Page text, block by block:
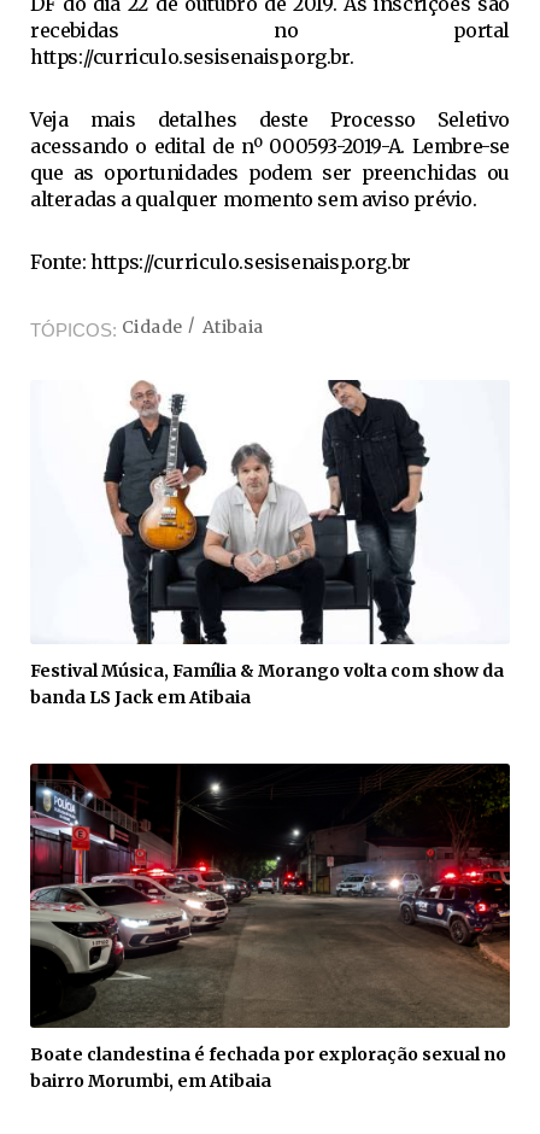
recebidas no portal
https://curriculo.sesisenaisp.org.br.
Veja mais detalhes deste Processo Seletivo
acessando o edital de nº 000593-2019-A. Lembre-se
que as oportunidades podem ser preenchidas ou
alteradas a qualquer momento sem aviso prévio.
Fonte: https://curriculo.sesisenaisp.org.br
TÓPICOS Cidade Atibaia
Festival Música, Família & Morango volta com show da
banda LS Jack em Atibaia
Boate clandestina é fechada por exploração sexual no
bairro Morumbi, em Atibaia